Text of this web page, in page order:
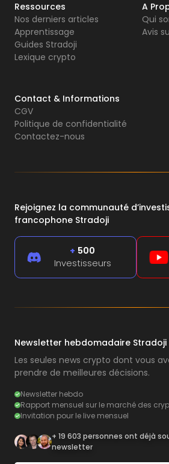
Ressources
Nos derniers articles
Apprentissage
Guides Stradoji
Lexique crypto
A
Qui
Avis
Contact & Informations
CGV
Politique de confidentialité
Contactez-nous
Rejoignez la communauté
francophone Stradoji
+ 500
Investisseurs
Newsletter hebdomadaire Stradoji
Les seules news crypto dont vous
prendre de meilleures décisions.
Newsletter hebdo
Rapport mensuel sur le marché des
Invitation pour le live mensuel
+ 19 603 personnes ont déjà
newsletter